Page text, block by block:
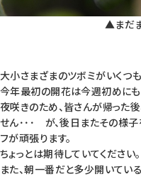
▲まだ
大小さまざまのツボミがいくつ
今年最初の開花は今週初めにも･
夜咲きのため、皆さんが帰った
せん･･･ が、後日またその様子
フが頑張ります。
ちょっとは期待していてください。
また、朝一番だと多少開いてい